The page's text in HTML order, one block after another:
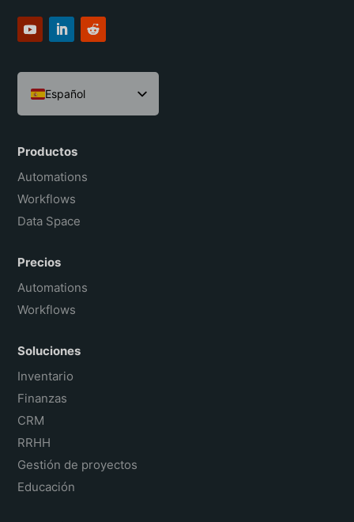
Español
English
Português do Brasil
Français
Productos
Automations
Workflows
Data Space
Precios
Automations
Workflows
Soluciones
Inventario
Finanzas
CRM
RRHH
Gestión de proyectos
Educación